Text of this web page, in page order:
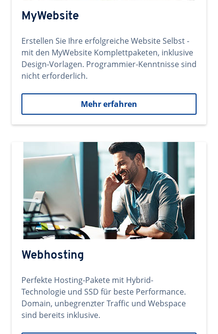
MyWebsite
Erstellen Sie Ihre erfolgreiche Website Selbst -
mit den MyWebsite Komplettpaketen, inklusive
Design-Vorlagen. Programmier-Kenntnisse sind
nicht erforderlich.
Mehr erfahren
Webhosting
Perfekte Hosting-Pakete mit Hybrid-
Technologie und SSD für beste Performance.
Domain, unbegrenzter Traffic und Webspace
sind bereits inklusive.